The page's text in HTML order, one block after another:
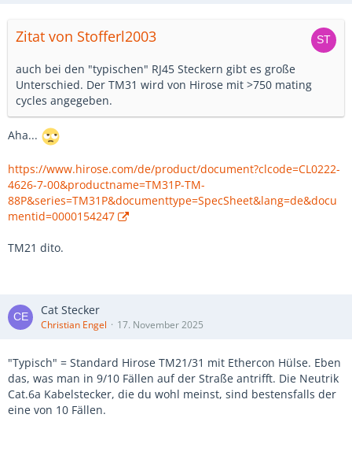
Zitat von Stofferl2003
auch bei den "typischen" RJ45 Steckern gibt es große
Unterschied. Der TM31 wird von Hirose mit >750 mating
cycles angegeben.
Aha...
https://www.hirose.com/de/product/document?clcode=CL0222-
4626-7-00&productname=TM31P-TM-
88P&series=TM31P&documenttype=SpecSheet&lang=de&docu
mentid=0000154247
TM21 dito.
Cat Stecker
Christian Engel 17. November 2025
"Typisch" = Standard Hirose TM21/31 mit Ethercon Hülse. Eben
das, was man in 9/10 Fällen auf der Straße antrifft. Die Neutrik
Cat.6a Kabelstecker, die du wohl meinst, sind bestensfalls der
eine von 10 Fällen.